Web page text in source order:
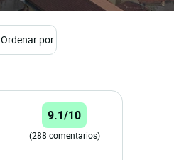
Ordenar por
9.1/10
(288 comentarios)